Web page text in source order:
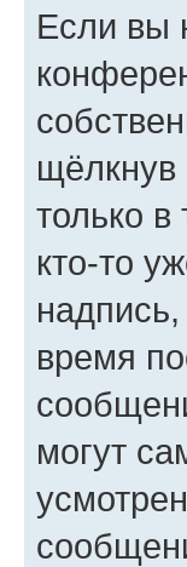
Если вы
щёлкнув
только в
кто-то
время
могут